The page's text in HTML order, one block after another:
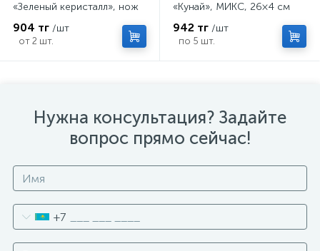
«Зеленый керисталл», нож
904 тг /шт
от 2 шт.
«Кунай», МИКС, 26×4 см
942 тг /шт
по 5 шт.
Нужна консультация? Задайте
вопрос прямо сейчас!
+7